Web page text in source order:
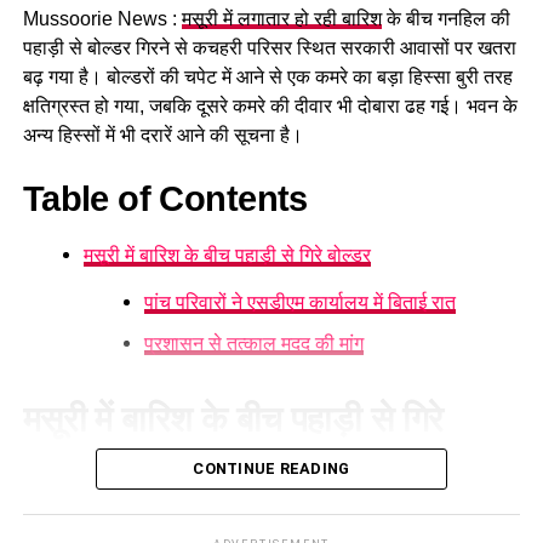
GST संशोधित अध्यादेश को मंजूरी।
नैनीताल हाईकोर्ट के लिए हल्द्वानी गौलापार में 30 हेक्टेयर जमीन
देने का फैसला।
राज्य क्रीड़ा विश्वविद्यालय हल्द्वानी के लिए 122 पदों के सृजन को
जल जीवन मिशन में केंद्र की गाइडलाइंस लागू होंगी।
कुष्ठ रोग से पीड़ित व्यक्ति भी सहकारी समिति का सदस्य बन
मेरठ से हरिद्वार तक गंगा एक्सप्रेसवे विस्तार के लिए यूपी से
समझौता होगा।
संशोधन
औद्योगिक नियमावली को मंजूरी, श्रमिक शिकायतों के त्वरित
Mussoorie News :मसूरी में लगातार हो रही बारिशके बीच गनहिल की
पहाड़ी से बोल्डर गिरने से कचहरी परिसर स्थित सरकारी आवासों पर खतरा
बढ़ गया है। बोल्डरों की चपेट में आने से एक कमरे का बड़ा हिस्सा बुरी तरह
क्षतिग्रस्त हो गया, जबकि दूसरे कमरे की दीवार भी दोबारा ढह गई। भवन के
अन्य हिस्सों में भी दरारें आने की सूचना है।
Table of Contents
मसूरी में बारिश के बीच पहाड़ी से गिरे बोल्डर
पांच परिवारों ने एसडीएम कार्यालय में बिताई रात
प्रशासन से तत्काल मदद की मांग
मसूरी में लगातार हो रही बारिश के कारण गनहिलकी पहाड़ी से बोल्डर गिरने
CONTINUE READING